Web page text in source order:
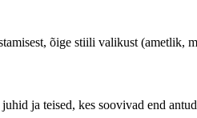
õige stiili valikust (ametlik,
ja teised, kes soovivad end antud